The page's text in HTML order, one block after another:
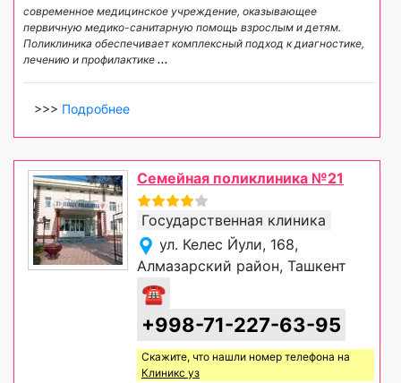
современное медицинское учреждение, оказывающее
первичную медико-санитарную помощь взрослым и детям.
Поликлиника обеспечивает комплексный подход к диагностике,
лечению и профилактике ...
>>> Подробнее
Семейная поликлиника №21
Государственная клиника
ул. Келес Йули, 168,
Алмазарский район, Ташкент
☎
+998-71-227-63-95
Скажите, что нашли номер телефона на
Клиникс уз